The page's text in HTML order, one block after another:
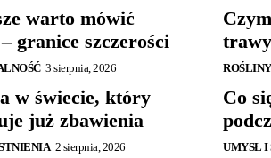
warto mówić
granice szczerości
3 sierpnia, 2026
w świecie, który
już zbawienia
2 sierpnia, 2026
Co
UMYSŁ I